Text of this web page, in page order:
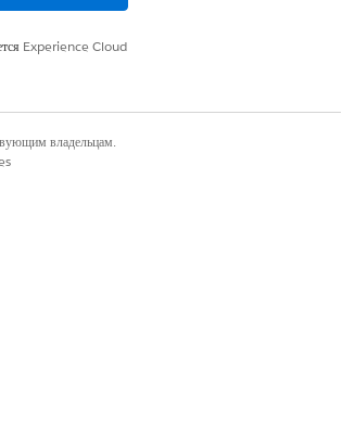
в
Experience Cloud
владельцам.